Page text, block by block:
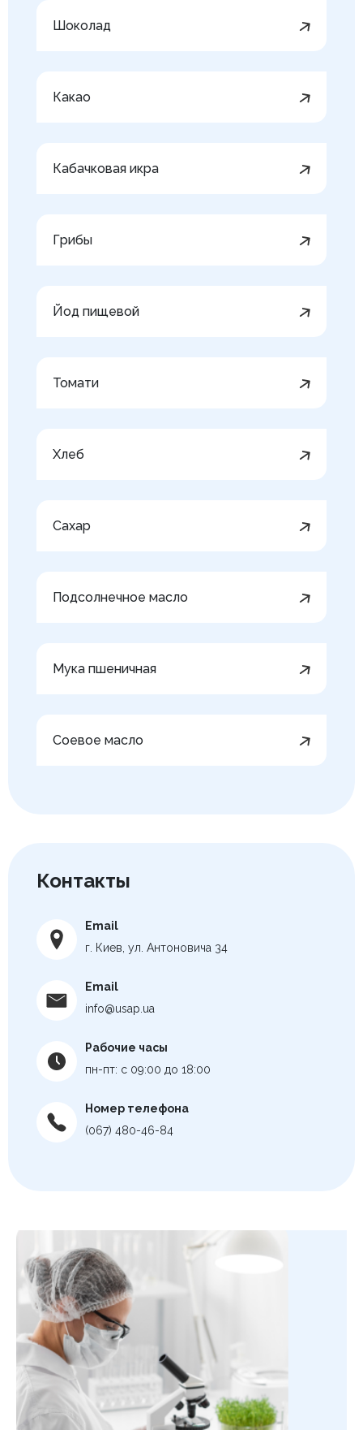
Шоколад
Какао
Кабачковая икра
Грибы
Йод пищевой
Томати
Хлеб
Сахар
Подсолнечное масло
Мука пшеничная
Соевое масло
Контакты
Email
г. Киев, ул. Антоновича 34
Email
info@usap.ua
Рабочие часы
пн-пт: с 09:00 до 18:00
Номер телефона
(067) 480-46-84